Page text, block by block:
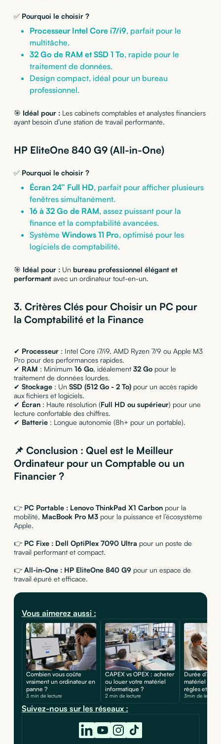
✅ Pourquoi le choisir ?
Processeur Intel Core i7/i9, parfait pour le
multitâche.
32 Go de RAM et SSD 1 To, rapide pour le
traitement de données.
Design compact, idéal pour un bureau
professionnel.
🎯 Idéal pour :Les cabinets comptables et analystes financiers
ayant besoin d’une station de travail performante.
HP EliteOne 840 G9 (All-in-One)
✅ Pourquoi le choisir ?
Écran 24” Full HD, parfait pour afficher plusieurs
fenêtres simultanément.
16 à 32 Go de RAM, assez puissant pour la
finance et la comptabilité avancées.
Système Windows 11 Pro, optimisé pour les
logiciels de comptabilité.
🎯 Idéal pour :Un bureau professionnel élégant et
performantavec un ordinateur tout-en-un.
3. Critères Clés pour Choisir un PC pour
la Comptabilité et la Finance
✔ Processeur: Intel Core i7/i9, AMD Ryzen 7/9 ou Apple M3
Pro pour des performances rapides.
✔ RAM : Minimum 16 Go, idéalement 32 Gopour le
traitement de données lourdes.
✔ Stockage: Un SSD (512 Go - 2 To)pour un accès rapide
aux fichiers et logiciels.
✔ Écran: Haute résolution (Full HD ou supérieur) pour une
lecture confortable des chiffres.
✔ Batterie: Longue autonomie (8h+ pour un portable).
📌 Conclusion : Quel est le Meilleur
Ordinateur pour un Comptable ou un
Financier ?
👉 PC Portable : Lenovo ThinkPad X1 Carbonpour la
mobilité, MacBook Pro M3pour la puissance et l’écosystème
Apple.
👉 PC Fixe : Dell OptiPlex 7090 Ultra pour un poste de
travail performant et compact.
👉 All-in-One : HP EliteOne 840 G9pour un espace de
travail épuré et efficace.
Vous aimerez aussi :
Combien vous coûte
vraiment un ordinateur en
panne ?
3 min de lecture
CAPEX vs OPEX : acheter
ou louer votre matériel
informatique ?
2 min de lecture
Durée
matériel
règles et
3min de lecture
Suivez-nous sur les réseaux :